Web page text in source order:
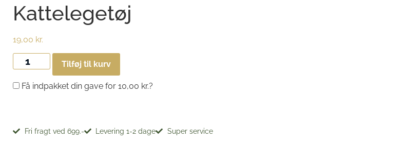
Kattelegetøj
19,00 kr.
Tilføj til kurv
Få indpakket din gave for 10,00 kr.?
Fri fragt ved 699.- Levering 1-2 dage Super service